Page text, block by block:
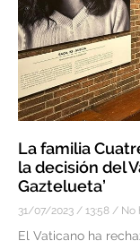
La familia
la decisión del
Gaztelueta’
31/07/2023 13:58 No
El Vaticano ha